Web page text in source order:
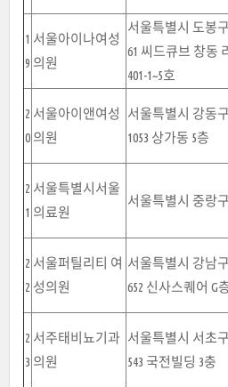
1
9
서울아이나여성
의원
서울특별시 도봉
61 씨드큐브 창동
401-1~5호
2
0
서울아이앤여성
의원
서울특별시 강동
1053 상가동 5층
2
1
서울특별시서울
의료원
서울특별시 중랑
2
2
서울퍼틸리티 여
성의원
서울특별시 강남
652 신사스퀘어 G
2
3
서주태비뇨기과
의원
서울특별시 서초
543 국전빌딩 3충